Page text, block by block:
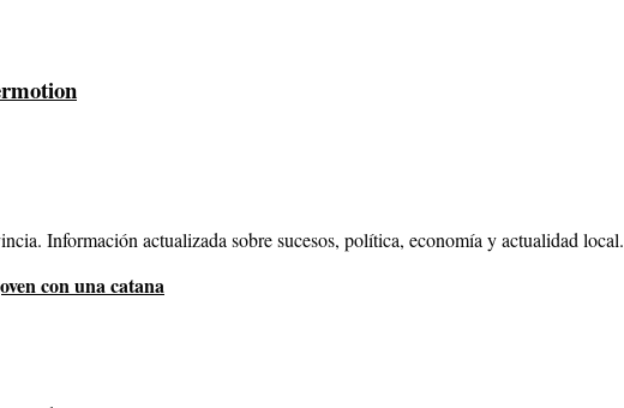
Información actualizada sobre sucesos, política, economía y actualidad local.
con una catana